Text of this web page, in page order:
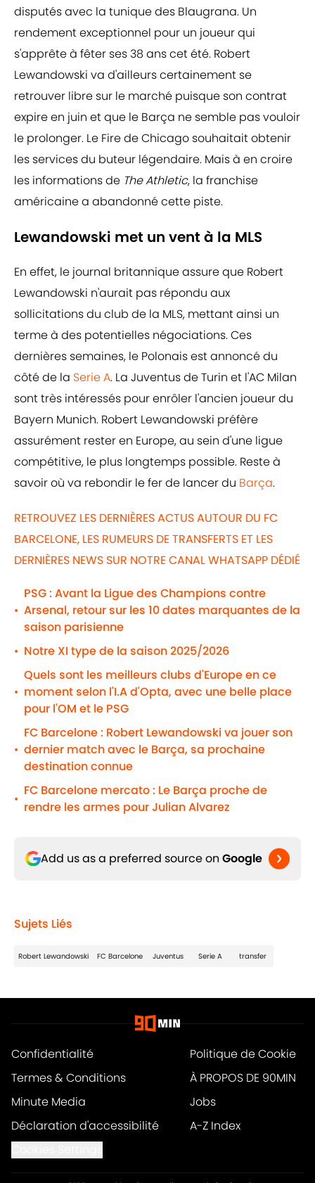
disputés avec la tunique des Blaugrana. Un
rendement exceptionnel pour un joueur qui
s'apprête à fêter ses 38 ans cet été. Robert
Lewandowski va d'ailleurs certainement se
retrouver libre sur le marché puisque son contrat
expire en juin et que le Barça ne semble pas vouloir
le prolonger. Le Fire de Chicago souhaitait obtenir
les services du buteur légendaire. Mais à en croire
les informations de The Athletic, la franchise
américaine a abandonné cette piste.
Lewandowski met un vent à la MLS
En effet, le journal britannique assure que Robert
Lewandowski n'aurait pas répondu aux
sollicitations du club de la MLS, mettant ainsi un
terme à des potentielles négociations. Ces
dernières semaines, le Polonais est annoncé du
côté de la Serie A. La Juventus de Turin et l'AC Milan
sont très intéressés pour enrôler l'ancien joueur du
Bayern Munich. Robert Lewandowski préfère
assurément rester en Europe, au sein d'une ligue
compétitive, le plus longtemps possible. Reste à
savoir où va rebondir le fer de lancer du Barça.
RETROUVEZ LES DERNIÈRES ACTUS AUTOUR DU FC
BARCELONE, LES RUMEURS DE TRANSFERTS ET LES
DERNIÈRES NEWS SUR NOTRE CANAL WHATSAPP DÉDIÉ
•
PSG : Avant la Ligue des Champions contre
Arsenal, retour sur les 10 dates marquantes de la
saison parisienne
• Notre XI type de la saison 2025/2026
•
Quels sont les meilleurs clubs d'Europe en ce
moment selon l'I.A d'Opta, avec une belle place
pour l'OM et le PSG
•
FC Barcelone : Robert Lewandowski va jouer son
dernier match avec le Barça, sa prochaine
destination connue
•
FC Barcelone mercato : Le Barça proche de
rendre les armes pour Julian Alvarez
Add us as a preferred source on Google
Sujets Liés
Robert Lewandowski FC Barcelone Juventus Serie A transfer
Confidentialité
Politique de Cookie
Termes & Conditions
À PROPOS DE 90MIN
Minute Media
Jobs
Déclaration d'accessibilité
A-Z Index